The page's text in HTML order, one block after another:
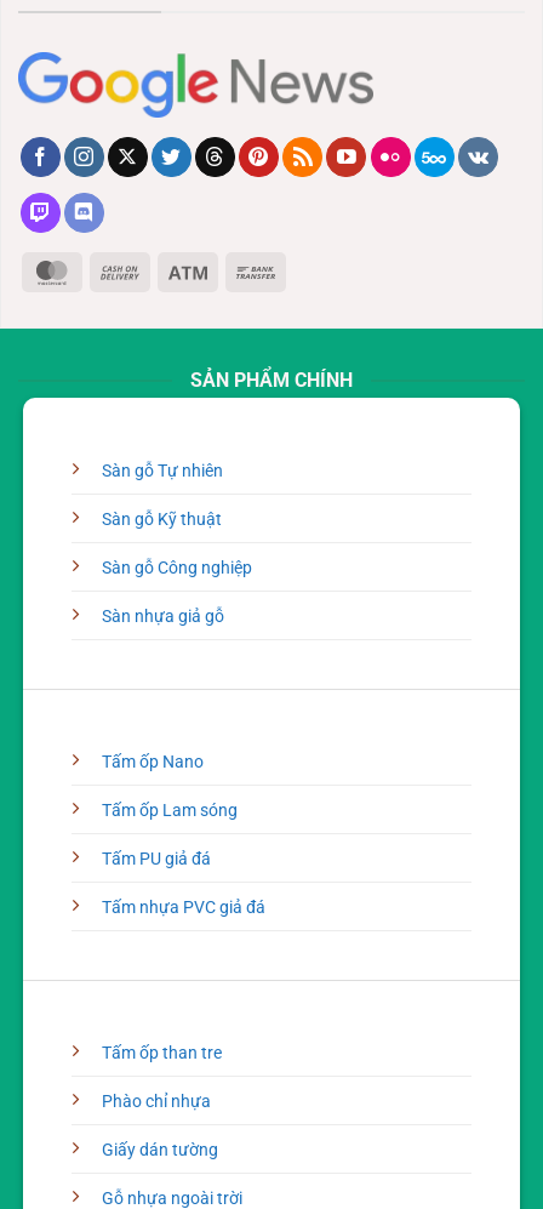
MasterCard
Cash
Delivery
Atm
SẢN PHẨM CHÍNH
Sàn gỗ Tự nhiên
Sàn gỗ Kỹ thuật
Sàn gỗ Công nghiệp
Sàn nhựa giả gỗ
Tấm ốp Nano
Tấm ốp Lam sóng
Tấm PU giả đá
Tấm nhựa PVC giả đá
Tấm ốp than tre
Phào chỉ nhựa
Giấy dán tường
Gỗ nhựa ngoài trời